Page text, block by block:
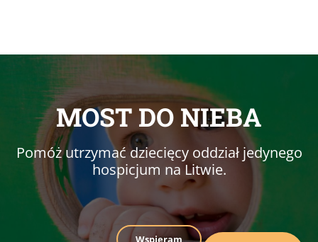
MOST DO NIEBA
Pomóż utrzymać dziecięcy oddział jedynego
hospicjum na Litwie.
Wspieram